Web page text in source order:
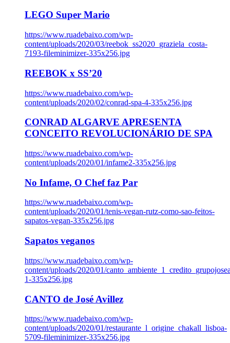
LEGO Super Mario
https://www.ruadebaixo.com/wp-
content/uploads/2020/03/reebok_ss2020_graziela_costa-
7193-fileminimizer-335x256.jpg
REEBOK x SS’20
https://www.ruadebaixo.com/wp-
content/uploads/2020/02/conrad-spa-4-335x256.jpg
CONRAD ALGARVE APRESENTA
CONCEITO REVOLUCIONÁRIO DE SPA
https://www.ruadebaixo.com/wp-
content/uploads/2020/01/infame2-335x256.jpg
No Infame, O Chef faz Par
https://www.ruadebaixo.com/wp-
content/uploads/2020/01/tenis-vegan-rutz-como-sao-feitos-
sapatos-vegan-335x256.jpg
Sapatos veganos
https://www.ruadebaixo.com/wp-
content/uploads/2020/01/
1-335x256.jpg
CANTO de José Avillez
https://www.ruadebaixo.com/wp-
content/uploads/2020/01/restaurante_l_origine_chakall_lisboa-
5709-fileminimizer-335x256.jpg